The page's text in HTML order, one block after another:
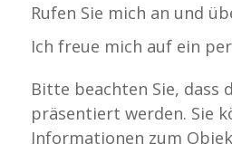
Rufen Sie mich an und
Ich freue mich auf ein
Bitte beachten Sie,
präsentiert werden. Sie
Informationen zum